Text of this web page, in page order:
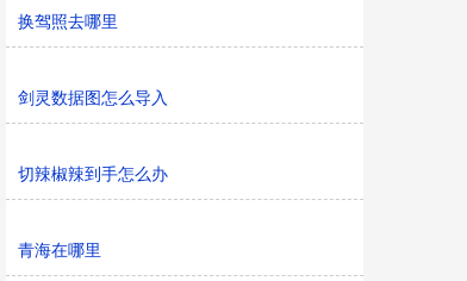
换驾照去哪里
剑灵数据图怎么导入
切辣椒辣到手怎么办
青海在哪里